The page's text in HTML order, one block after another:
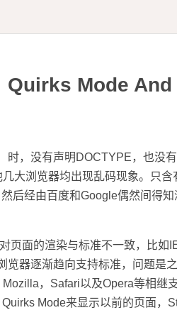
Quirks Mode
时，没有声明DOCTYPE，也没
大浏览器均出现乱码现象。只
后经由百度和Google偶然间得
页面的渲染与标准不一致，比如
览器逐渐趋向支持标准，问题是
Mozilla，Safari以及Opera等相
Mode来显示以前的页面，